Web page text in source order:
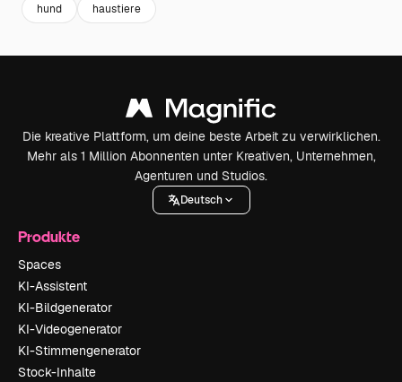
hund haustiere
Die kreative Plattform, um deine beste Arbeit zu verwirklichen.
Mehr als 1 Million Abonnenten unter Kreativen, Unternehmen,
Agenturen und Studios.
Deutsch
Produkte
Spaces
KI-Assistent
KI-Bildgenerator
KI-Videogenerator
KI-Stimmengenerator
Stock-Inhalte